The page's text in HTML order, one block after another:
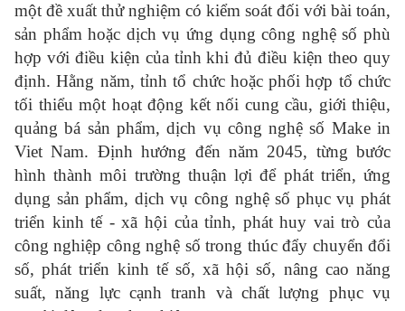
một đề xuất thử nghiệm có kiểm soát đối với bài toán,
sản phẩm hoặc dịch vụ ứng dụng công nghệ số phù
hợp với điều kiện của tỉnh khi đủ điều kiện theo quy
định. Hằng năm, tỉnh tổ chức hoặc phối hợp tổ chức
tối thiểu một hoạt động kết nối cung cầu, giới thiệu,
quảng bá sản phẩm, dịch vụ công nghệ số Make in
Viet Nam. Định hướng đến năm 2045, từng bước
hình thành môi trường thuận lợi để phát triển, ứng
dụng sản phẩm, dịch vụ công nghệ số phục vụ phát
triển kinh tế - xã hội của tỉnh, phát huy vai trò của
công nghiệp công nghệ số trong thúc đẩy chuyển đổi
số, phát triển kinh tế số, xã hội số, nâng cao năng
suất, năng lực cạnh tranh và chất lượng phục vụ